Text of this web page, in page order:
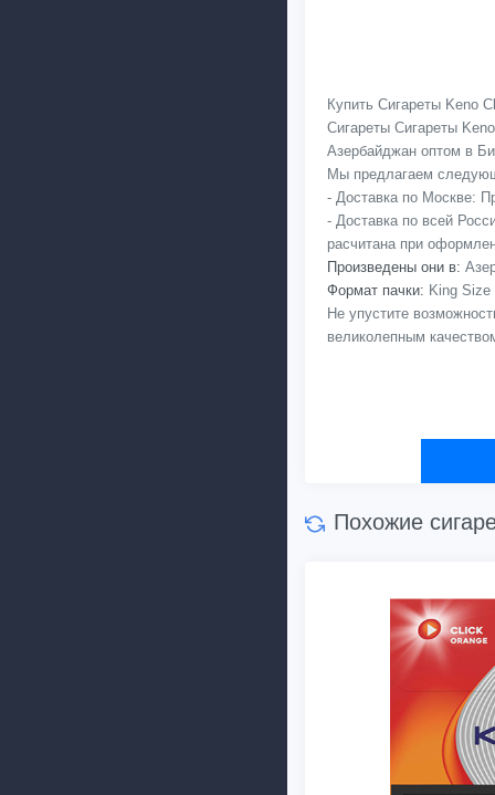
Купить Сигареты Keno
Сигареты Сигареты
Азербайджан оптом в
Мы предлагаем
- Доставка по Москве:
- Доставка по всей
расчитана при
Произведены они в:
Формат пачки: King
Не упустите
великолепным
Похожие